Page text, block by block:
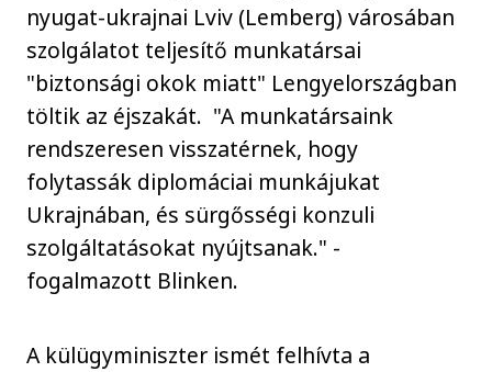
nyugat-ukrajnai Lviv (Lemberg) városában
szolgálatot teljesítő munkatársai
"biztonsági okok miatt" Lengyelországban
töltik az éjszakát. "A munkatársaink
rendszeresen visszatérnek, hogy
folytassák diplomáciai munkájukat
Ukrajnában, és sürgősségi konzuli
szolgáltatásokat nyújtsanak." -
fogalmazott Blinken.
A külügyminiszter ismét felhívta a